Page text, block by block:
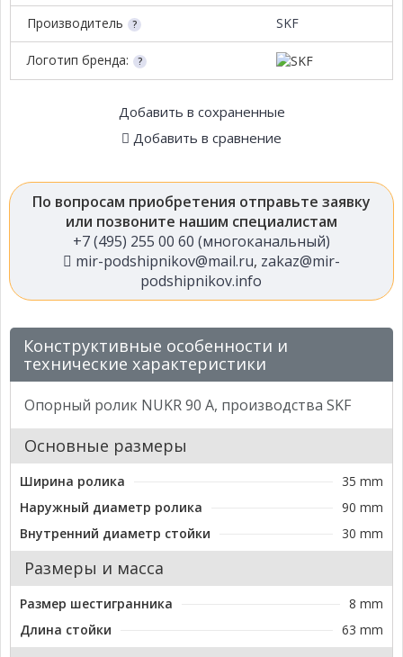
Производитель SKF
Логотип бренда:
Добавить в сохраненные
Добавить в сравнение
По вопросам приобретения отправьте заявку
или позвоните нашим специалистам
+7 (495) 255 00 60 (многоканальный)
mir-podshipnikov@mail.ru, zakaz@mir-
podshipnikov.info
Конструктивные особенности и
технические характеристики
Опорный ролик NUKR 90 A, производства SKF
Основные размеры
Ширина ролика
35 mm
Наружный диаметр ролика
90 mm
Внутренний диаметр стойки
30 mm
Размеры и масса
Размер шестигранника
8 mm
Длина стойки
63 mm